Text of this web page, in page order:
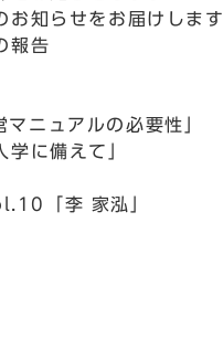
知らせをお届けします
報告
ュアルの必要性」
に備えて」
「李 家泓」